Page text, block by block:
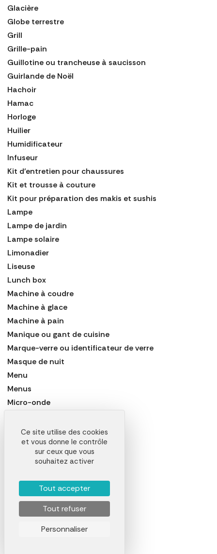
Glacière
Globe terrestre
Grill
Grille-pain
Guillotine ou trancheuse à saucisson
Guirlande de Noël
Hachoir
Hamac
Horloge
Huilier
Humidificateur
Infuseur
Kit d'entretien pour chaussures
Kit et trousse à couture
Kit pour préparation des makis et sushis
Lampe
Lampe de jardin
Lampe solaire
Limonadier
Liseuse
Lunch box
Machine à coudre
Machine à glace
Machine à pain
Manique ou gant de cuisine
Marque-verre ou identificateur de verre
Masque de nuit
Menu
Menus
Micro-onde
Minuteur
Miroir
Moule de cuisine
Moulin à café
Moulin à poivre ou poivrier
Multiprise
Ce site utilise des cookies
et vous donne le contrôle
sur ceux que vous
souhaitez activer
Tout accepter
Tout refuser
Personnaliser